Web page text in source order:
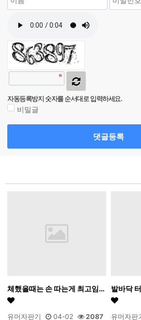
자동등록방지 숫자를 순서대로 입력하세요.
비밀글
댓글등록
체했을때는 손 따는게 최고임…
유머자판기 04-02 2087
발바닥
유머자판